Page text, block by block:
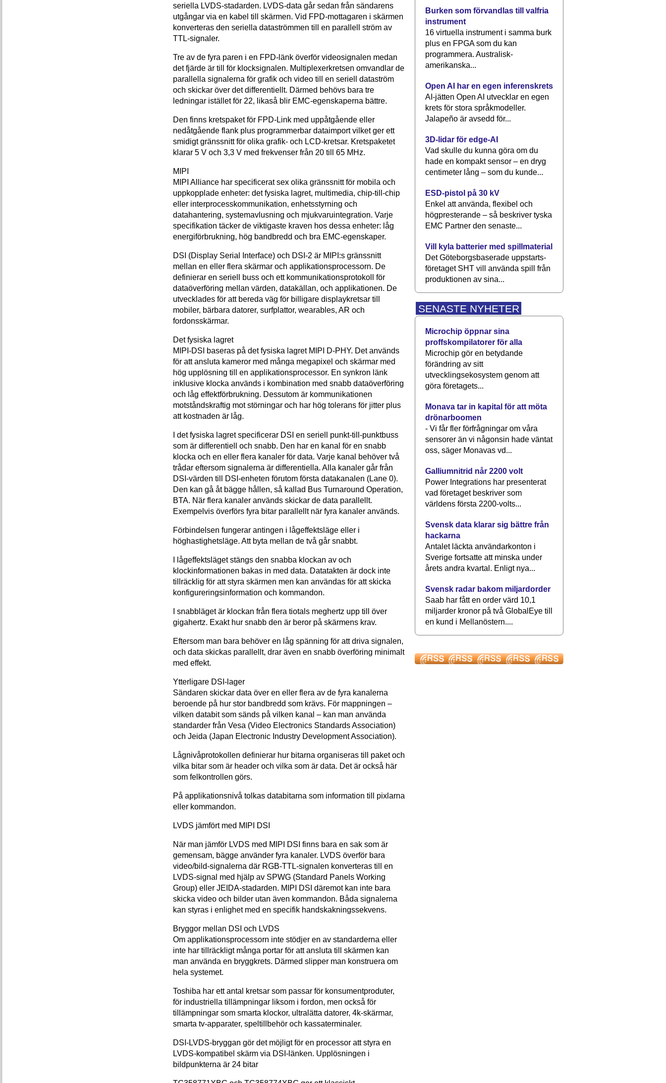
seriella LVDS-stadarden. LVDS-data går sedan från sändarens
utgångar via en kabel till skärmen. Vid FPD-mottagaren i skärmen
konverteras den seriella dataströmmen till en parallell ström av
TTL-signaler.
Tre av de fyra paren i en FPD-länk överför videosignalen medan
det fjärde är till för klocksignalen. Multiplexerkretsen omvandlar de
parallella signalerna för grafik och video till en seriell dataström
och skickar över det differentiellt. Därmed behövs bara tre
ledningar istället för 22, likaså blir EMC-egenskaperna bättre.
Den finns kretspaket för FPD-Link med uppåtgående eller
nedåtgående flank plus programmerbar dataimport vilket ger ett
smidigt gränssnitt för olika grafik- och LCD-kretsar. Kretspaketet
klarar 5 V och 3,3 V med frekvenser från 20 till 65 MHz.
MIPI
MIPI Alliance har specificerat sex olika gränssnitt för mobila och
uppkopplade enheter: det fysiska lagret, multimedia, chip-till-chip
eller interprocesskommunikation, enhetsstyrning och
datahantering, systemavlusning och mjukvaruintegration. Varje
specifikation täcker de viktigaste kraven hos dessa enheter: låg
energiförbrukning, hög bandbredd och bra EMC-egenskaper.
DSI (Display Serial Interface) och DSI-2 är MIPI:s gränssnitt
mellan en eller flera skärmar och applikationsprocessorn. De
definierar en seriell buss och ett kommunikationsprotokoll för
dataöverföring mellan värden, datakällan, och applikationen. De
utvecklades för att bereda väg för billigare displaykretsar till
mobiler, bärbara datorer, surfplattor, wearables, AR och
fordonsskärmar.
Det fysiska lagret
MIPI-DSI baseras på det fysiska lagret MIPI D-PHY. Det används
för att ansluta kameror med många megapixel och skärmar med
hög upplösning till en applikationsprocessor. En synkron länk
inklusive klocka används i kombination med snabb dataöverföring
och låg effektförbrukning. Dessutom är kommunikationen
motståndskraftig mot störningar och har hög tolerans för jitter plus
att kostnaden är låg.
I det fysiska lagret specificerar DSI en seriell punkt-till-punktbuss
som är differentiell och snabb. Den har en kanal för en snabb
klocka och en eller flera kanaler för data. Varje kanal behöver två
trådar eftersom signalerna är differentiella. Alla kanaler går från
DSI-värden till DSI-enheten förutom första datakanalen (Lane 0).
Den kan gå åt bägge hållen, så kallad Bus Turnaround Operation,
BTA. När flera kanaler används skickar de data parallellt.
Exempelvis överförs fyra bitar parallellt när fyra kanaler används.
Förbindelsen fungerar antingen i låg­effekts­läge eller i
höghastighetsläge. Att byta mellan de två går snabbt.
I lågeffektsläget stängs den snabba klockan av och
klockinformationen bakas in med data. Datatakten är dock inte
tillräcklig för att styra skärmen men kan användas för att skicka
konfigureringsinformation och kommandon.
I snabbläget är klockan från flera tiotals meghertz upp till över
gigahertz. Exakt hur snabb den är beror på skärmens krav.
Eftersom man bara behöver en låg spänning för att driva signalen,
och data skickas parallellt, drar även en snabb överföring minimalt
med effekt.
Ytterligare DSI-lager
Sändaren skickar data över en eller flera av de fyra kanalerna
beroende på hur stor bandbredd som krävs. För mappningen –
vilken databit som sänds på vilken kanal – kan man använda
standarder från Vesa (Video Electronics Standards Association)
och Jeida (Japan Electronic Industry Development Association).
Lågnivåprotokollen definierar hur bitarna organiseras till paket och
vilka bitar som är header och vilka som är data. Det är också här
som felkontrollen görs.
På applikationsnivå tolkas databitarna som information till pixlarna
eller kommandon.
LVDS jämfört med MIPI DSI
När man jämför LVDS med MIPI DSI finns bara en sak som är
gemensam, bägge använder fyra kanaler. LVDS överför bara
video/bild-signalerna där RGB-TTL-signalen konverteras till en
LVDS-signal med hjälp av SPWG (Standard Panels Working
Group) eller JEIDA-stadarden. MIPI DSI däremot kan inte bara
skicka video och bilder utan även kommandon. Båda signalerna
kan styras i enlighet med en specifik handskakningssekvens.
Bryggor mellan DSI och LVDS
Om applikationsprocessorn inte stödjer en av standarderna eller
inte har tillräckligt många portar för att ansluta till skärmen kan
man använda en bryggkrets. Därmed slipper man konstruera om
hela systemet.
Toshiba har ett antal kretsar som passar för konsumentproduter,
för industriella tillämpningar liksom i fordon, men också för
tillämpningar som smarta klockor, ultralätta datorer, 4k-skärmar,
smarta tv-apparater, speltillbehör och kassaterminaler.
DSI-LVDS-bryggan gör det möjligt för en processor att styra en
LVDS-kompatibel skärm via DSI-länken. Upplösningen i
bildpunkterna är 24 bitar
Burken som förvandlas till valfria
instrument
16 virtuella instrument i samma burk
plus en FPGA som du kan
programmera. Australisk-
amerikanska...
Open AI har en egen inferenskrets
AI-jätten Open AI utvecklar en egen
krets för stora språkmodeller.
Jalapeño är avsedd för...
3D-lidar för edge-AI
Vad skulle du kunna göra om du
hade en kompakt sensor – en dryg
centimeter lång – som du kunde...
ESD-pistol på 30 kV
Enkel att använda, flexibel och
högpresterande – så beskriver tyska
EMC Partner den senaste...
Vill kyla batterier med spillmaterial
Det Göteborgsbaserade upp­starts­
företaget SHT vill använda spill från
produktionen av sina...
SENASTE NYHETER
Microchip öppnar sina
proffskompilatorer för alla
Microchip gör en betydande
förändring av sitt
utvecklingsekosystem genom att
göra företagets...
Monava tar in kapital för att möta
drönarboomen
- Vi får fler förfrågningar om våra
sensorer än vi någonsin hade väntat
oss, säger Monavas vd...
Galliumnitrid når 2200 volt
Power Integrations har presenterat
vad företaget beskriver som
världens första 2200-volts...
Svensk data klarar sig bättre från
hackarna
Antalet läckta användarkonton i
Sverige fortsatte att minska under
årets andra kvartal. Enligt nya...
Svensk radar bakom miljardorder
Saab har fått en order värd 10,1
miljarder kronor på två GlobalEye till
en kund i Mellanöstern....